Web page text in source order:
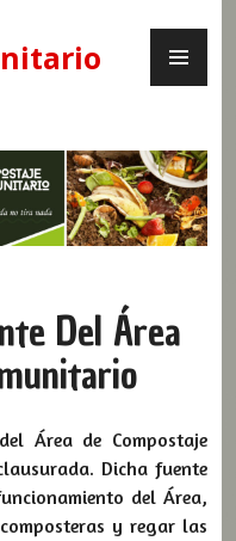
Del Área
Área de Compostaje
Dicha fuente
del Área,
y regar las